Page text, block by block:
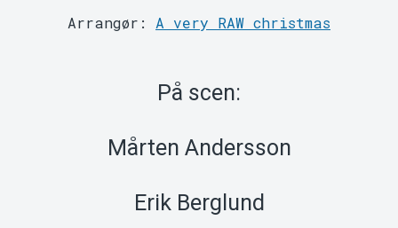
Support
På scen:
Mårten Andersson
Erik Berglund